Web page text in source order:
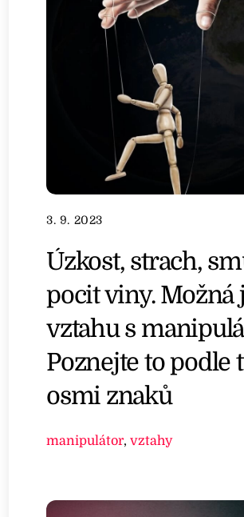
3. 9. 2023
Úzkost, strach,
pocit viny. Možná
vztahu s
Poznejte to podle
osmi znaků
manipulátor,vztahy